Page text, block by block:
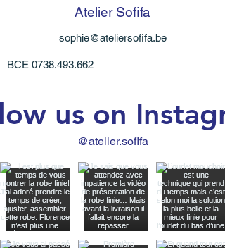
mal été coupés.
diffère légèrement selon le tissu
choisi, les tailles peuvent varier un
(=élastiques) les laver avant la
première utilisation car j'utilise un
avant de les coudre
Atelier Sofifa
sophie@ateliersofifa.be
BCE 0738.493.662
us on
@atelier.sofifa